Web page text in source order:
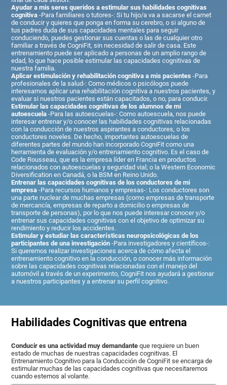
Ayudar a mis seres queridos a estimular sus habilidades cognitivas
cognitiva -Para familiares o tutores-: Si tu hijo/a va a sacarse el carnet
de conducir y quieres que ponga en forma su cerebro, o si alguno de
tus padres duda de sus capacidades mentales para seguir
conduciendo, puedes gestionar sus cuentas o las de cualquier otro
familiar a través de CogniFit, sin necesidad de salir de casa. Este
entrenamiento puede ser aplicado a personas de un amplio rango de
edad, lo que hace posible estimular las capacidades cognitivas de
nuestra familia.
Aplicar estimulación y rehabilitación cognitiva a mis pacientes -Para
profesionales de la salud-: Como médicos o psicólogos puede
interesarnos aplicar una rehabilitación cognitiva a nuestros pacientes, y
evaluar si nuestros pacientes están capacitados, o no, para conducir.
Estimular las capacidades cognitivas de los alumnos de mi
autoescuela -Para las autoescuelas-: Como autoescuela, nos puede
interesar entrenar y/o conocer las habilidades cognitivas relacionadas
con la conducción de nuestros aspirantes a conductores, o los
conductores noveles. De hecho, importantes autoescuelas de
diferentes partes del mundo han incorporado CogniFit como una
herramienta de evaluación y/o entrenamiento cognitivo. Es el caso de
Code Rousseau, que es la empresa líder en Francia en productos
relacionados con autoescuelas y seguridad vial; o la Western Economic
Diversification en Canadá, o la BSM en Reino Unido.
Entrenar las capacidades cognitivas de los conductores de mi
empresa -Para recursos humanos y empresas-: Los conductores son
una parte nuclear de muchas empresas (como empresas de transporte
de mercancía, empresas de reparto a domicilio o empresas de
transporte de personas), por lo que nos puede interesar conocer y/o
entrenar sus capacidades cognitivas con el objetivo de optimizar su
rendimiento y reducir los accidentes.
Estimular y estudiar las características neuropsicológicas de los
participantes de una investigación -Para investigadores y científicos-:
Si queremos realizar investigaciones acerca de cómo afecta el
entrenamiento cognitivo en la conducción, o conocer más información
sobre las capacidades cognitivas relacionadas con el manejo del
automóvil a través de un experimento, CogniFit nos ayudará a gestionar
a nuestros participantes y a entrenar su perfil cognitivo.
Habilidades Cognitivas que entrena
Conducir es una actividad muy demandante que requiere un buen
estado de muchas de nuestras capacidades cognitivas. El
Entrenamiento Cognitivo para la Conducción de CogniFit se encarga de
estimular muchas de las capacidades cognitivas que necesitaremos
cuando estemos al volante.